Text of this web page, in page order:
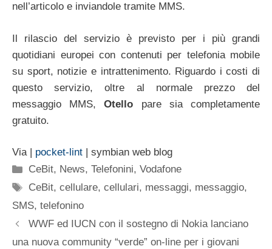
nell’articolo e inviandole tramite MMS.
Il rilascio del servizio è previsto per i più grandi
quotidiani europei con contenuti per telefonia mobile
su sport, notizie e intrattenimento. Riguardo i costi di
questo servizio, oltre al normale prezzo del
messaggio MMS,Otello pare sia completamente
gratuito.
Via | pocket-lint | symbian web blog
Categorie
CeBit, News,Telefonini,Vodafone
Tag
CeBit,cellulare,cellulari, messaggi, messaggio,
SMS, telefonino
WWF ed IUCN con il sostegno di Nokia lanciano
una nuova community “verde” on-line per i giovani